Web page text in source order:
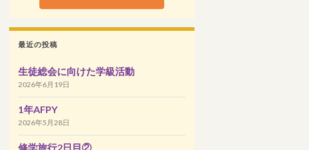
最近の投稿
生徒総会に向けた学級活動
2026年6月19日
1年AFPY
2026年5月28日
修学旅行2日目②